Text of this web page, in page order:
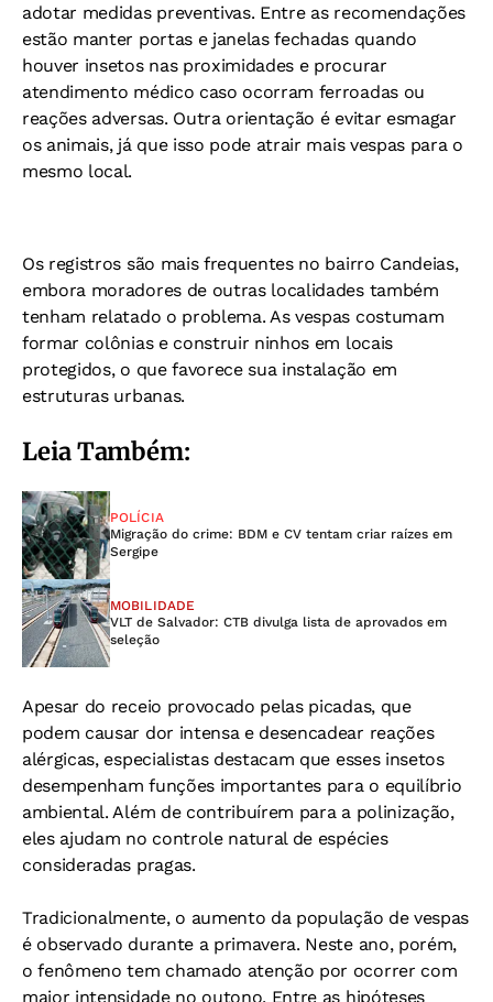
adotar medidas preventivas. Entre as recomendações
estão manter portas e janelas fechadas quando
houver insetos nas proximidades e procurar
atendimento médico caso ocorram ferroadas ou
reações adversas. Outra orientação é evitar esmagar
os animais, já que isso pode atrair mais vespas para o
mesmo local.
Os registros são mais frequentes no bairro Candeias,
embora moradores de outras localidades também
tenham relatado o problema. As vespas costumam
formar colônias e construir ninhos em locais
protegidos, o que favorece sua instalação em
estruturas urbanas.
Leia Também:
POLÍCIA
Migração do crime: BDM e CV tentam criar raízes em
Sergipe
MOBILIDADE
VLT de Salvador: CTB divulga lista de aprovados em
seleção
Apesar do receio provocado pelas picadas, que
podem causar dor intensa e desencadear reações
alérgicas, especialistas destacam que esses insetos
desempenham funções importantes para o equilíbrio
ambiental. Além de contribuírem para a polinização,
eles ajudam no controle natural de espécies
consideradas pragas.
Tradicionalmente, o aumento da população de vespas
é observado durante a primavera. Neste ano, porém,
o fenômeno tem chamado atenção por ocorrer com
maior intensidade no outono. Entre as hipóteses